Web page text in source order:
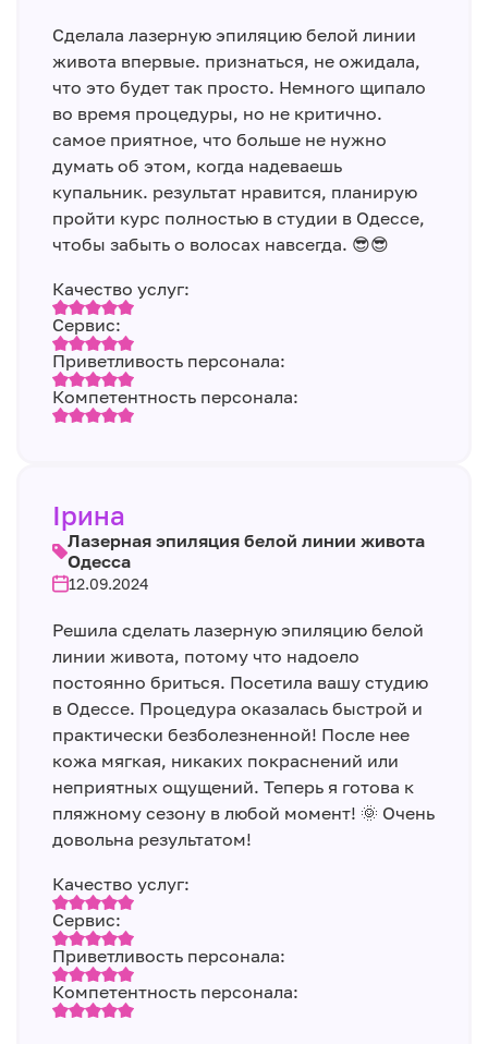
Сделала лазерную эпиляцию белой линии
живота впервые. признаться, не ожидала,
что это будет так просто. Немного щипало
во время процедуры, но не критично.
самое приятное, что больше не нужно
думать об этом, когда надеваешь
купальник. результат нравится, планирую
пройти курс полностью в студии в Одессе,
чтобы забыть о волосах навсегда. 😎😎
Качество услуг:
Сервис:
Приветливость персонала:
Компетентность персонала:
Ірина
Лазерная эпиляция белой линии живота
Одесса
12.09.2024
Решила сделать лазерную эпиляцию белой
линии живота, потому что надоело
постоянно бриться. Посетила вашу студию
в Одессе. Процедура оказалась быстрой и
практически безболезненной! После нее
кожа мягкая, никаких покраснений или
неприятных ощущений. Теперь я готова к
пляжному сезону в любой момент! 🌞 Очень
довольна результатом!
Качество услуг:
Сервис:
Приветливость персонала:
Компетентность персонала: